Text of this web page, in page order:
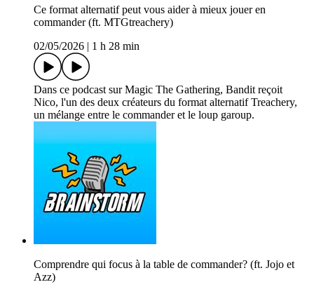
Ce format alternatif peut vous aider à mieux jouer en
commander (ft. MTGtreachery)
02/05/2026
1 h 28 min
Dans ce podcast sur Magic The Gathering, Bandit reçoit
Nico, l'un des deux créateurs du format alternatif Treachery,
un mélange entre le commander et le loup garoup.
Comprendre qui focus à la table de commander? (ft. Jojo et
Azz)